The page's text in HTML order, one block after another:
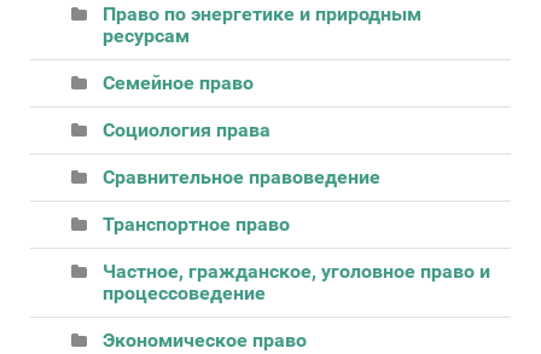
Право по энергетике и природным
ресурсам
Семейное право
Социология права
Сравнительное правоведение
Транспортное право
Частное, гражданское, уголовное право и
процессоведение
Экономическое право